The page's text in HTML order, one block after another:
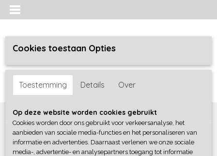
Inloggen Registreren
Home >Meisjes baby>Sweaters / Truien / Vesten
Cookies toestaan Opties
Toestemming Details Over
Op deze website worden cookies gebruikt
Cookies worden door ons gebruikt voor verkeersanalyse, het
aanbieden van sociale media-functies en het personaliseren van
informatie en advertenties. Daarnaast verlenen we onze sociale
media-, advertentie- en analysepartners toegang tot informatie